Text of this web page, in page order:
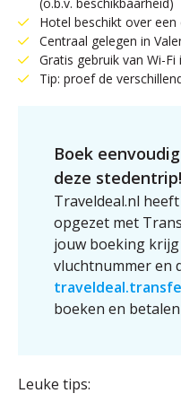
Hotel beschikt over
Centraal gelegen in
Gratis gebruik van Wi-
Tip: proef de
Boek
deze stedentrip!
Traveldeal.nl
opgezet met
jouw boeking
vluchtnummer en
boeken en
Leuke tips: